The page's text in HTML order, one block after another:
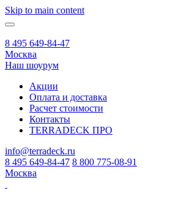
Skip to main content
8 495 649-84-47
Москва
Наш шоурум
Акции
Оплата и доставка
Расчет стоимости
Контакты
TERRADECK ПРО
info@terradeck.ru
8 495 649-84-47 8 800 775-08-91
Москва